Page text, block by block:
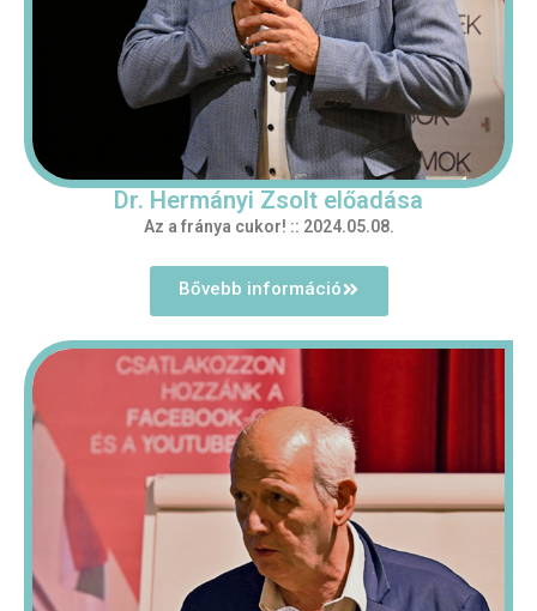
Dr. Hermányi Zsolt előadása
Az a fránya cukor! :: 2024.05.08.
Bővebb információ